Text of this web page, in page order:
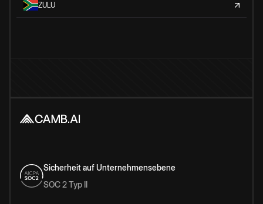
ZULU
Sicherheit auf Unternehmensebene
SOC 2 Typ II